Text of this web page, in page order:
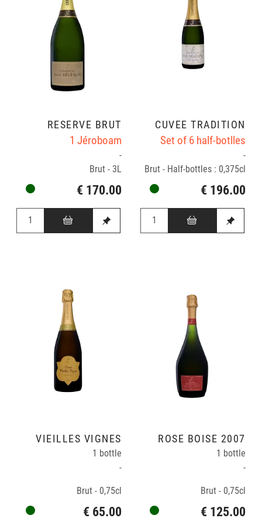
RÉSERVE BRUT
1 Jéroboam
-
Brut - 3L
€ 170.00
CUVÉE TRADITION
Set of 6 half-botlles
-
Brut - Half-bottles : 0,375cl
€ 196.00
VIEILLES VIGNES
1 bottle
-
Brut - 0,75cl
€ 65.00
ROSÉ BOISÉ 2007
1 bottle
-
Brut - 0,75cl
€ 125.00